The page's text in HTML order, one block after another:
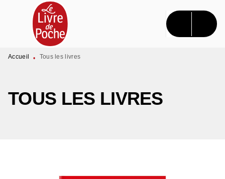
MENU RECHERCHE CONTENU
PIED DE PAGE
Accueil • Tous les livres
TOUS LES LIVRES